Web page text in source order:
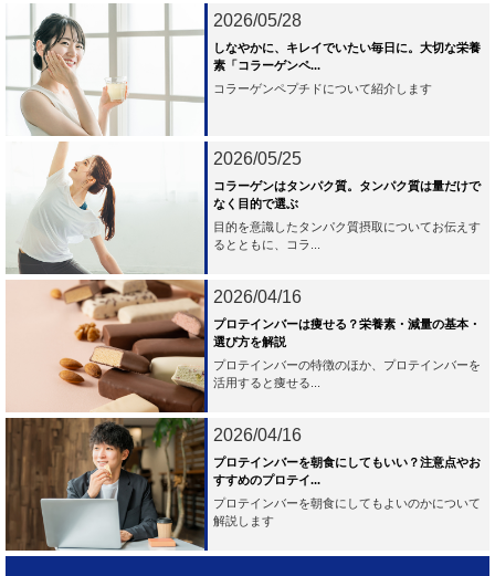
2026/05/28
しなやかに、キレイでいたい毎日に。大切な栄養
素「コラーゲンペ...
コラーゲンペプチドについて紹介します
2026/05/25
コラーゲンはタンパク質。タンパク質は量だけで
なく目的で選ぶ
目的を意識したタンパク質摂取についてお伝えす
るとともに、コラ...
2026/04/16
プロテインバーは痩せる？栄養素・減量の基本・
選び方を解説
プロテインバーの特徴のほか、プロテインバーを
活用すると痩せる...
2026/04/16
プロテインバーを朝食にしてもいい？注意点やお
すすめのプロテイ...
プロテインバーを朝食にしてもよいのかについて
解説します